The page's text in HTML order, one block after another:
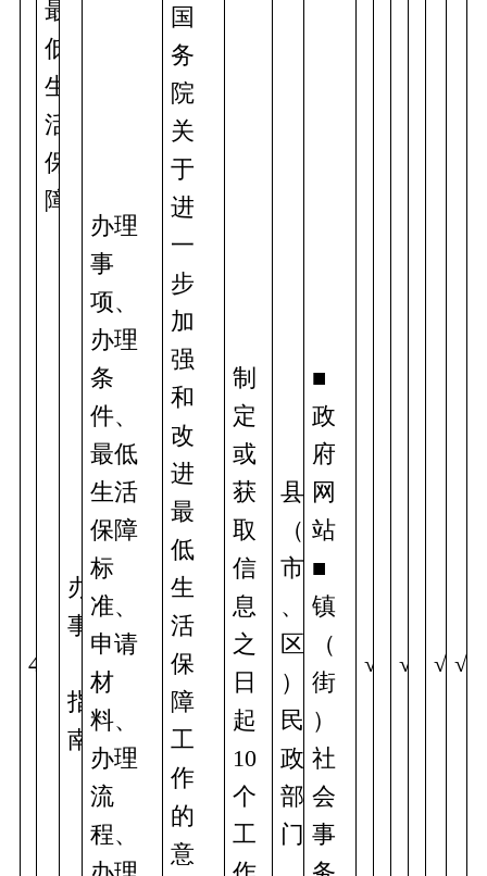
最
低
生
活
保
障
4
办
事
指
南
办理
事
项、
办理
条
件、
最低
生活
保障
标
准、
申请
材
料、
办理
流
程、
国
务
院
关
于
进
一
步
加
强
和
改
进
最
低
生
活
保
障
工
作
的
意
制
定
或
获
取
信
息
之
日
起
10
个
工
县
（
市
、
区
）
民
政
部
门
■
政
府
网
站
■
镇
（
街
）
社
会
事
√ √ √ √